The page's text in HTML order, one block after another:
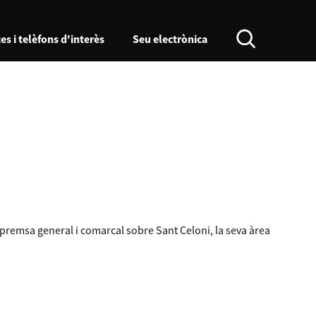
i telèfons d'interès Seu electrònica
general i comarcal sobre Sant Celoni, la seva àrea